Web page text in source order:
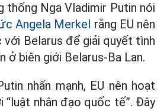
thống Nga Vladimir Putin nói
Angela Merkel rằng EU nên
với Belarus để giải quyết tình
ở biên giới Belarus-Ba Lan.
nhấn mạnh, EU nên hoạt
“luật nhân đạo quốc tế”. Đây